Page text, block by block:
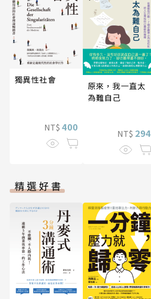
獨異性社會
NT$ 400
原來，我一直太
為難自己
NT$ 294
精選好書